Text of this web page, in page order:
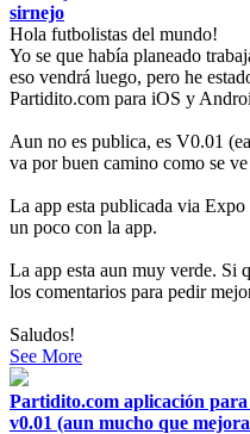
sirnejo
Hola futbolistas del mundo!
Yo se que había planeado
eso vendrá luego, pero he
Partidito.com para iOS y
Aun no es publica, es V0.01
va por buen camino como se
La app esta publicada via
un poco con la app.
La app esta aun muy verde. Si
los comentarios para pedir
Saludos!
See More
Partidito.com aplicación
v0.01 (aun mucho que